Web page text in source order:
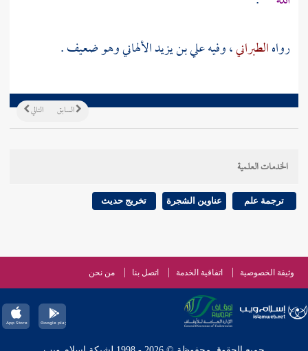
رواهالطبراني، وفيهعلي بن يزيد الألهانيوهو ضعيف .
التالي السابق
الخدمات العلمية
ترجمة علم عناوين الشجرة تخريج حديث
وثيقة الخصوصية اتفاقية الخدمة اتصل بنا من نحن